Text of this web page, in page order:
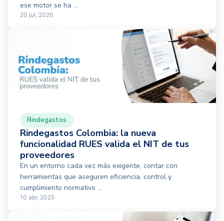
ese motor se ha ...
20 jul, 2026
Rindegastos
Rindegastos Colombia: la nueva
funcionalidad RUES valida el NIT de tus
proveedores
En un entorno cada vez más exigente, contar con
herramientas que aseguren eficiencia, control y
cumplimiento normativo ...
10 abr, 2025